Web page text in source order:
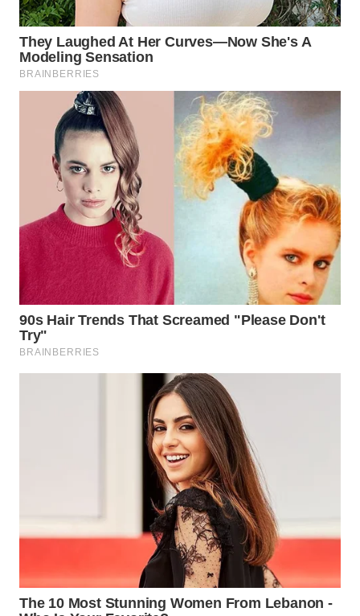
WN
INDRAMAYU
WN
KUNINGAN
WN
MAJALENGKA
WN
SUBANG
WN
SUKABUMI
WN
PURWAKARTA
WN